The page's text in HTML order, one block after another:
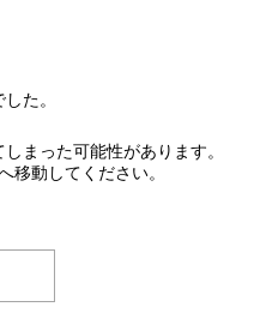
た。
まった可能性があります。
移動してください。